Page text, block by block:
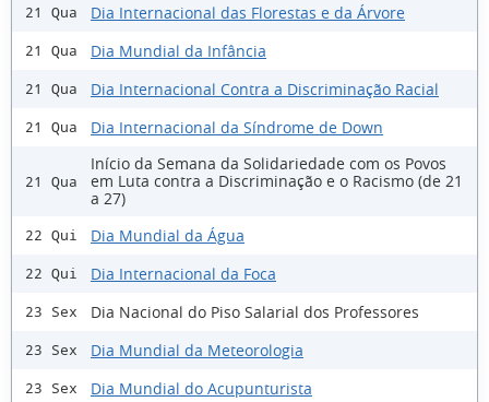
21 Qua Dia Internacional das Florestas e da Árvore
21 Qua Dia Mundial da Infância
21 Qua Dia Internacional Contra a Discriminação Racial
21 Qua Dia Internacional da Síndrome de Down
21 Qua
Início da Semana da Solidariedade com os Povos
em Luta contra a Discriminação e o Racismo (de 21
a 27)
22 Qui Dia Mundial da Água
22 Qui Dia Internacional da Foca
23 Sex Dia Nacional do Piso Salarial dos Professores
23 Sex Dia Mundial da Meteorologia
23 Sex Dia Mundial do Acupunturista